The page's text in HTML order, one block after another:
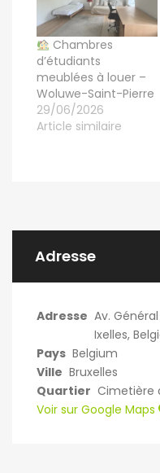
Chambres
d’étudiants
meublées à louer –
Woluwe-Saint-Pierre
29/06/2026
Article similaire
Adresse
Adresse Av.
Ixelles,
Pays Belgium
Ville Bruxelles
Quartier Cimetière
Voir sur Google Maps